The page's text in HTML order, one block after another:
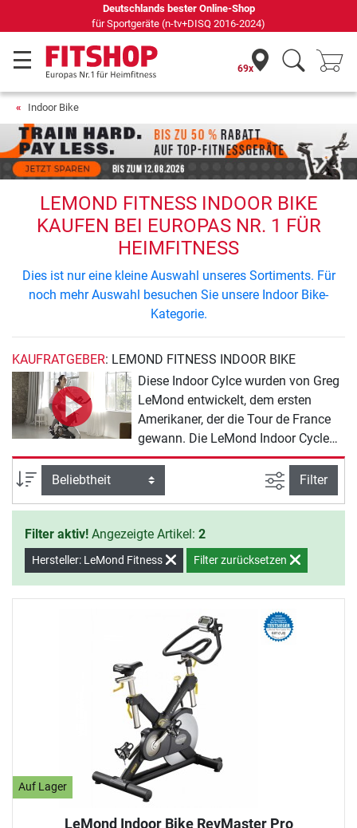
Deutschlands bester Online-Shop
für Sportgeräte (n-tv+DISQ 2016-2024)
69x
Indoor Bike
LEMOND FITNESS INDOOR BIKE
KAUFEN BEI EUROPAS NR. 1 FÜR
HEIMFITNESS
Dies ist nur eine kleine Auswahl unseres Sortiments. Für
noch mehr Auswahl besuchen Sie unsere Indoor Bike-
Kategorie.
KAUFRATGEBER: LEMOND FITNESS INDOOR BIKE
Diese Indoor Cylce wurden von Greg
LeMond entwickelt, dem ersten
Amerikaner, der die Tour de France
gewann. Die LeMond Indoor Cycle
bieten Ihnen ein hohes Maß an
Sicherheit und Komfort. Alle
sportlichen Hauptbestandteile eines
Rennrades finden Sie an diesen
Indoor Cycles wieder. Hierzu gehören
der Triathlonlenker, die Klickpedale,
der Leichtbaurahmen sowie die
Sortierung Ansicht
Filter
Filter aktiv! Angezeigte Artikel: 2
Hersteller: LeMond Fitness Filter zurücksetzen
Auf Lager
LeMond Indoor Bike RevMaster Pro